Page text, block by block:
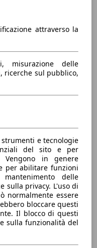
attraverso la
misurazione delle
ricerche sul pubblico,
e tecnologie
del sito e per
Vengono in genere
per abilitare funzioni
delle
sulla privacy. L'uso di
normalmente essere
bloccare questi
Il blocco di questi
sulla funzionalità del